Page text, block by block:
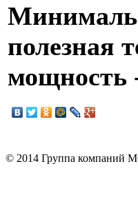
полезная
мощность
© 2014 Группа компаний